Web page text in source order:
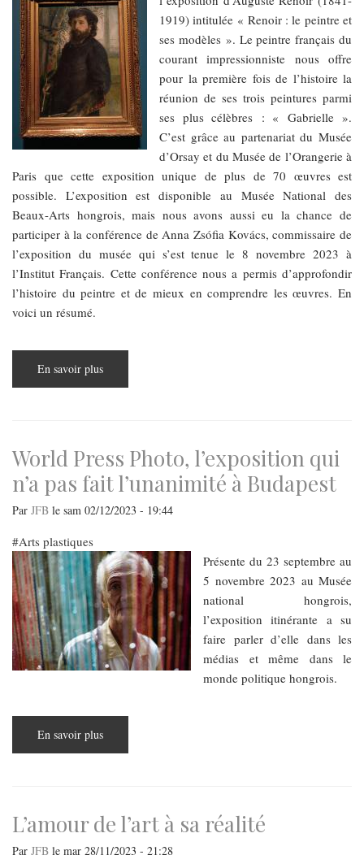
1919) intitulée « Renoir : le peintre et
ses modèles ». Le peintre français du
courant impressionniste nous offre
pour la première fois de l’histoire la
réunion de ses trois peintures parmi
ses plus célèbres : « Gabrielle ».
C’est grâce au partenariat du Musée
d’Orsay et du Musée de l’Orangerie à
Paris que cette exposition unique de plus de 70 œuvres est
possible. L’exposition est disponible au Musée National des
Beaux-Arts hongrois, mais nous avons aussi eu la chance de
participer à la conférence de Anna Zsófia Kovács, commissaire de
l’exposition du musée qui s’est tenue le 8 novembre 2023 à
l’Institut Français. Cette conférence nous a permis d’approfondir
l’histoire du peintre et de mieux en comprendre les œuvres. En
voici un résumé.
En savoir plus
un
World Press Photo, l’exposition qui
n’a pas fait l’unanimité à Budapest
Par JFB le sam 02/12/2023 - 19:44
Arts plastiques
Présente du 23 septembre au
5 novembre 2023 au Musée
national hongrois,
l’exposition itinérante a su
faire parler d’elle dans les
médias et même dans le
monde politique hongrois.
En savoir plus
Press
pas
fait
l’unanimité
à
Budapest
L’amour de l’art à sa réalité
Par JFB le mar 28/11/2023 - 21:28